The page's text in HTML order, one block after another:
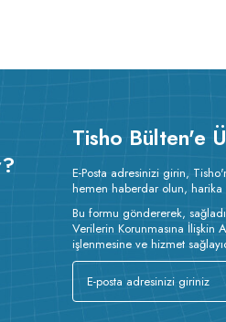
Tisho Bülten'e
E-Posta adresinizi girin,
hemen haberdar olun, harika
Bu formu göndererek,
Verilerin Korunmasına İlişkin
işlenmesine ve hizmet